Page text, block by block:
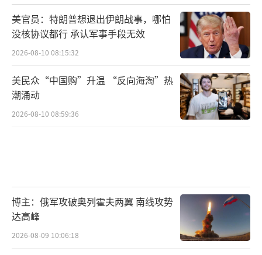
心台湾安全”。
但美国的真正目的如何可能只有美国自己
知道，对于近期美国政府和西方国家的嚣张言
论，中国外交部发言人林剑对此做出回应。
首先中美关系能否稳定发展就看美国政府
的态度了，如果美国在我国台湾问题上不断做
倘若美国不停止对台湾的武器军售，中美
合作也不可能稳定进行，中方督促美方停止对
台湾的军售，同时停止制造国际舆论。
美官员：特朗普想退出伊朗战事，哪怕
没核协议都行 承认军事手段无效
2026-08-10 08:15:32
美民众“中国购”升温 “反向海淘”热
潮涌动
2026-08-10 08:59:36
博主：俄军攻破奥列霍夫两翼 南线攻势
达高峰
2026-08-09 10:06:18